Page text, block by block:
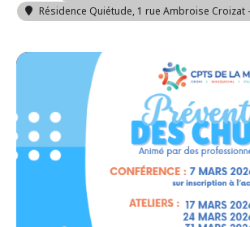
Résidence Quiétude, 1 rue Ambroise Croizat